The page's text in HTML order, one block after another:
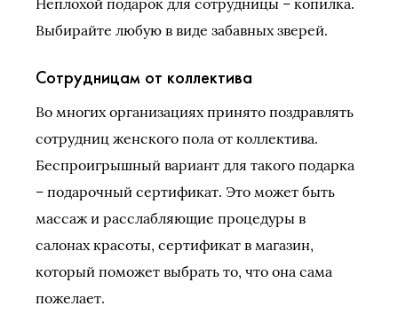
Выбирайте любую в виде забавных зверей.
Сотрудницам от коллектива
Во многих организациях принято поздравлять
сотрудниц женского пола от коллектива.
Беспроигрышный вариант для такого подарка
– подарочный сертификат. Это может быть
массаж и расслабляющие процедуры в
салонах красоты, сертификат в магазин,
который поможет выбрать то, что она сама
пожелает.